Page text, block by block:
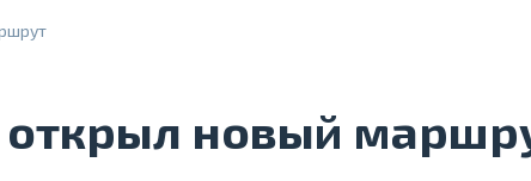
новый